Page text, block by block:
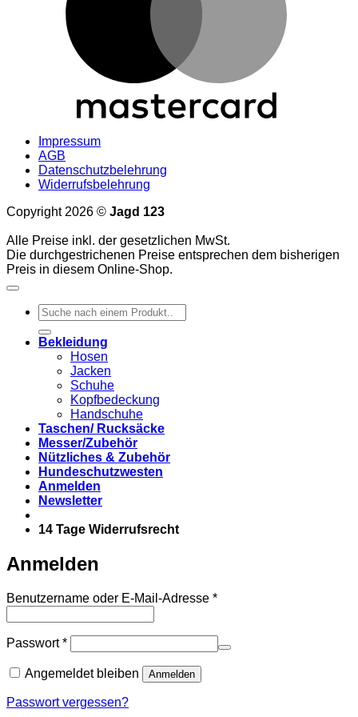
Impressum
AGB
Datenschutzbelehrung
Widerrufsbelehrung
Copyright 2026 © Jagd 123
Alle Preise inkl. der gesetzlichen MwSt.
Die durchgestrichenen Preise entsprechen dem bisherigen
Preis in diesem Online-Shop.
Suchen
nach:
Bekleidung
Hosen
Jacken
Schuhe
Kopfbedeckung
Handschuhe
Taschen/ Rucksäcke
Messer/Zubehör
Nützliches & Zubehör
Hundeschutzwesten
Anmelden
Newsletter
14 Tage Widerrufsrecht
Anmelden
Benutzername oder E-Mail-Adresse *Erforderlich
Passwort*Erforderlich
Angemeldet bleiben Anmelden
Passwort vergessen?